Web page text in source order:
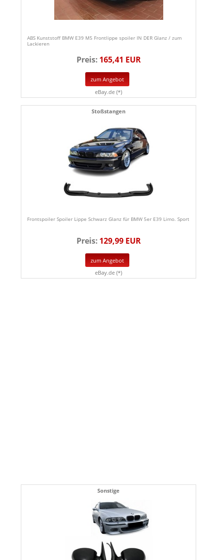
ABS Kunststoff BMW E39 M5 Frontlippe spoiler IN DER Glanz / zum
Lackieren
Preis: 165,41 EUR
zum Angebot
eBay.de (*)
Stoßstangen
Frontspoiler Spoiler Lippe Schwarz Glanz für BMW 5er E39 Limo. Sport
Preis: 129,99 EUR
zum Angebot
eBay.de (*)
Sonstige